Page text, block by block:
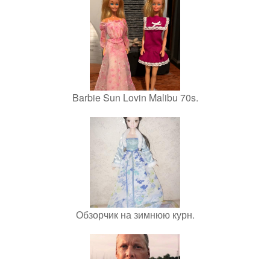
Barbie Sun Lovin Malibu 70s.
Обзорчик на зимнюю курн.